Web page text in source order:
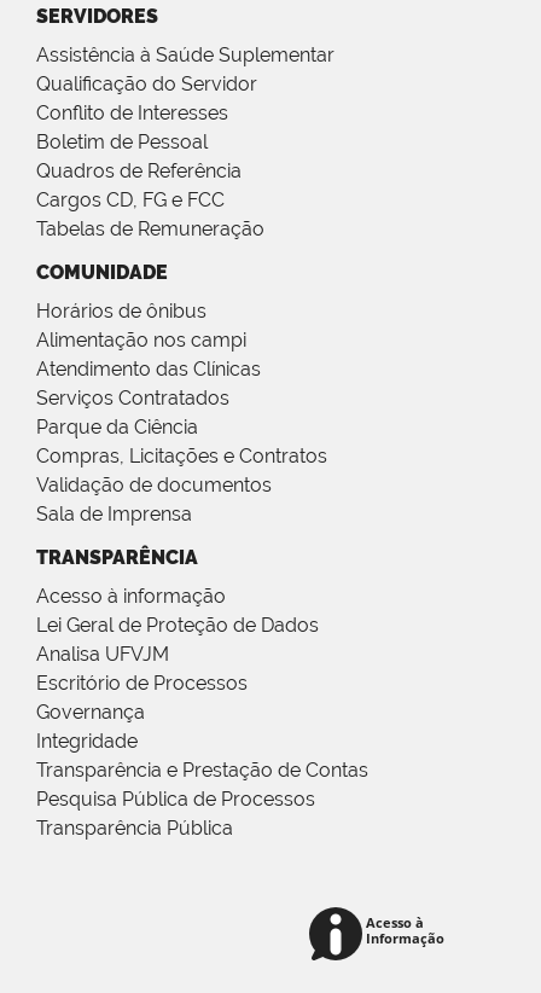
SERVIDORES
Assistência à Saúde Suplementar
Qualificação do Servidor
Conflito de Interesses
Boletim de Pessoal
Quadros de Referência
Cargos CD, FG e FCC
Tabelas de Remuneração
COMUNIDADE
Horários de ônibus
Alimentação nos campi
Atendimento das Clínicas
Serviços Contratados
Parque da Ciência
Compras, Licitações e Contratos
Validação de documentos
Sala de Imprensa
TRANSPARÊNCIA
Acesso à informação
Lei Geral de Proteção de Dados
Analisa UFVJM
Escritório de Processos
Governança
Integridade
Transparência e Prestação de Contas
Pesquisa Pública de Processos
Transparência Pública